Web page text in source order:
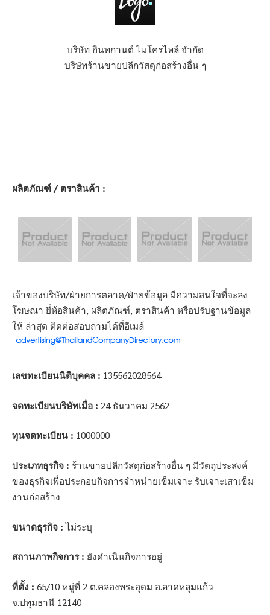
บริษัท อินทกานต์ ไมโครไพล์ จำกัด
บริษัทร้านขายปลีกวัสดุก่อสร้างอื่น ๆ
ผลิตภัณฑ์ / ตราสินค้า :
เจ้าของบริษัท/ฝ่ายการตลาด/ฝ่ายข้อมูล มีความสนใจที่จะลง
โฆษณา ยี่ห้อสินค้า, ผลิตภัณฑ์, ตราสินค้า หรือปรับฐานข้อมูล
ให้ ล่าสุด ติดต่อสอบถามได้ที่อีเมล์
เลขทะเบียนนิติบุคคล : 135562028564
จดทะเบียนบริษัทเมื่อ : 24 ธันวาคม 2562
ทุนจดทะเบียน : 1000000
ประเภทธุรกิจ : ร้านขายปลีกวัสดุก่อสร้างอื่น ๆ มีวัตถุประสงค์
ของธุรกิจเพื่อประกอบกิจการจำหน่ายเข็มเจาะ รับเจาะเสาเข็ม
งานก่อสร้าง
ขนาดธุรกิจ : ไม่ระบุ
สถานภาพกิจการ : ยังดำเนินกิจการอยู่
ที่ตั้ง : 65/10 หมู่ที่ 2 ต.คลองพระอุดม อ.ลาดหลุมแก้ว
จ.ปทุมธานี 12140